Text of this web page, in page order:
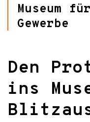
Museum
Gewerbe
Den
ins